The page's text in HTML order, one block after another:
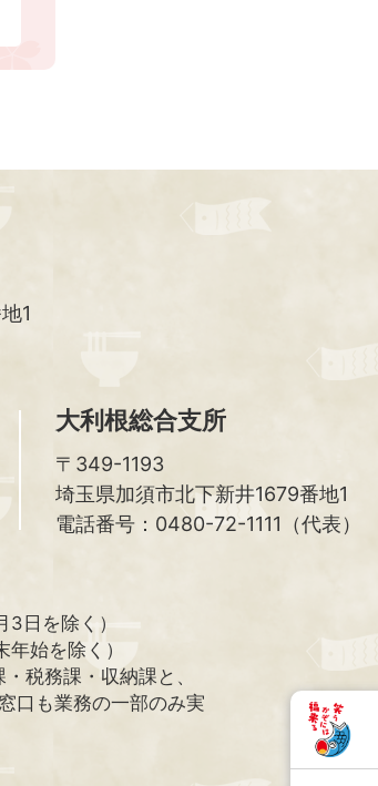
1
大利根総合支所
〒349-1193
埼玉県加須市北下新井1679番地1
電話番号：0480-72-1111（代表）
3日を除く）
始を除く）
税務課・収納課と、
口も業務の一部のみ実